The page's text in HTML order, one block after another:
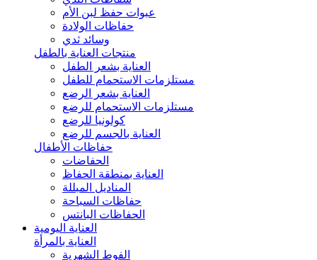
عبوات حفظ لبن الأم
حفاظات الولادة
وسائد ثدي
منتجات العناية بالطفل
العناية بشعر الطفل
مستلزمات الاستحمام للطفل
العناية بشعر الرضع
مستلزمات الاستحمام للرضع
كولونيا للرضع
العناية بالجسم للرضع
حفاظات الأطفال
الحفاضات
العناية بمنطقة الحفاظ
المناديل المبللة
حفاظات السباحة
الحفاظات البانتس
العناية اليومية
العناية بالمرأة
الفوط الشهرية